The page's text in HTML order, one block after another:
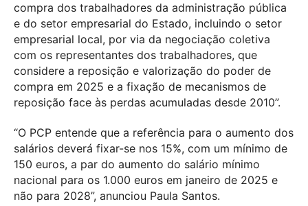
compra dos trabalhadores da administração pública
e do setor empresarial do Estado, incluindo o setor
empresarial local, por via da negociação coletiva
com os representantes dos trabalhadores, que
considere a reposição e valorização do poder de
compra em 2025 e a fixação de mecanismos de
reposição face às perdas acumuladas desde 2010”.
“O PCP entende que a referência para o aumento dos
salários deverá fixar-se nos 15%, com um mínimo de
150 euros, a par do aumento do salário mínimo
nacional para os 1.000 euros em janeiro de 2025 e
não para 2028”, anunciou Paula Santos.